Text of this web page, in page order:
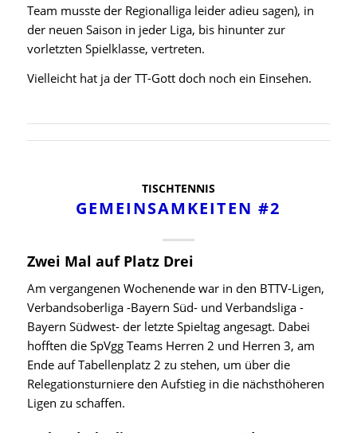
Team musste der Regionalliga leider adieu sagen), in
der neuen Saison in jeder Liga, bis hinunter zur
vorletzten Spielklasse, vertreten.
Vielleicht hat ja der TT-Gott doch noch ein Einsehen.
TISCHTENNIS
GEMEINSAMKEITEN #2
Zwei Mal auf Platz Drei
Am vergangenen Wochenende war in den BTTV-Ligen,
Verbandsoberliga -Bayern Süd- und Verbandsliga -
Bayern Südwest- der letzte Spieltag angesagt. Dabei
hofften die SpVgg Teams Herren 2 und Herren 3, am
Ende auf Tabellenplatz 2 zu stehen, um über die
Relegationsturniere den Aufstieg in die nächsthöheren
Ligen zu schaffen.